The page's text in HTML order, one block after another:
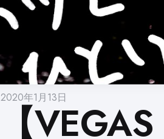
2020年1月13日
【